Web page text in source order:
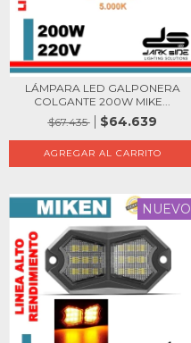
LÁMPARA LED GALPONERA
COLGANTE 200W MIKE...
$67.435
$64.639
NUEVO